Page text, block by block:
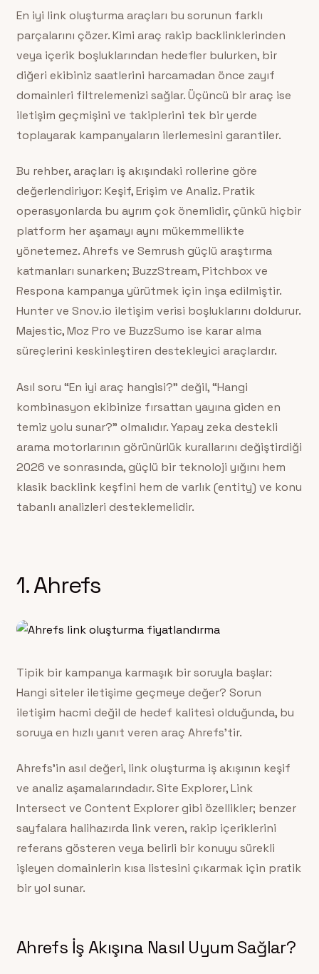
En iyi link oluşturma araçları bu sorunun farklı
parçalarını çözer. Kimi araç rakip backlinklerinden
veya içerik boşluklarından hedefler bulurken, bir
diğeri ekibiniz saatlerini harcamadan önce zayıf
domainleri filtrelemenizi sağlar. Üçüncü bir araç ise
iletişim geçmişini ve takiplerini tek bir yerde
toplayarak kampanyaların ilerlemesini garantiler.
Bu rehber, araçları iş akışındaki rollerine göre
değerlendiriyor: Keşif, Erişim ve Analiz. Pratik
operasyonlarda bu ayrım çok önemlidir, çünkü hiçbir
platform her aşamayı aynı mükemmellikte
yönetemez. Ahrefs ve Semrush güçlü araştırma
katmanları sunarken; BuzzStream, Pitchbox ve
Respona kampanya yürütmek için inşa edilmiştir.
Hunter ve Snov.io iletişim verisi boşluklarını doldurur.
Majestic, Moz Pro ve BuzzSumo ise karar alma
süreçlerini keskinleştiren destekleyici araçlardır.
Asıl soru “En iyi araç hangisi?” değil, “Hangi
kombinasyon ekibinize fırsattan yayına giden en
temiz yolu sunar?” olmalıdır. Yapay zeka destekli
arama motorlarının görünürlük kurallarını değiştirdiği
2026 ve sonrasında, güçlü bir teknoloji yığını hem
klasik backlink keşfini hem de varlık (entity) ve konu
tabanlı analizleri desteklemelidir.
1. Ahrefs
Tipik bir kampanya karmaşık bir soruyla başlar:
Hangi siteler iletişime geçmeye değer? Sorun
iletişim hacmi değil de hedef kalitesi olduğunda, bu
soruya en hızlı yanıt veren araç Ahrefs’tir.
Ahrefs’in asıl değeri, link oluşturma iş akışının keşif
ve analiz aşamalarındadır. Site Explorer, Link
Intersect ve Content Explorer gibi özellikler; benzer
sayfalara halihazırda link veren, rakip içeriklerini
referans gösteren veya belirli bir konuyu sürekli
işleyen domainlerin kısa listesini çıkarmak için pratik
bir yol sunar.
Ahrefs İş Akışına Nasıl Uyum Sağlar?